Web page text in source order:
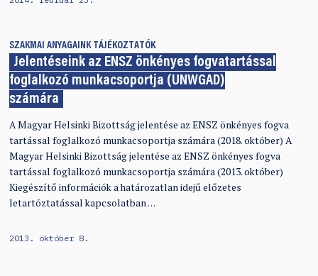
SZAKMAI ANYAGAINK TÁJÉKOZTATÓK
Jelentéseink az ENSZ önkényes fogvatartással
foglalkozó munkacsoportja (UNWGAD)
számára
A Magyar Helsinki Bizottság jelentése az ENSZ önkényes fogva
tartással foglalkozó munkacsoportja számára (2018. október) A
Magyar Helsinki Bizottság jelentése az ENSZ önkényes fogva
tartással foglalkozó munkacsoportja számára (2013. október)
Kiegészítő információk a határozatlan idejű előzetes
letartóztatással kapcsolatban …
2013. október 8.